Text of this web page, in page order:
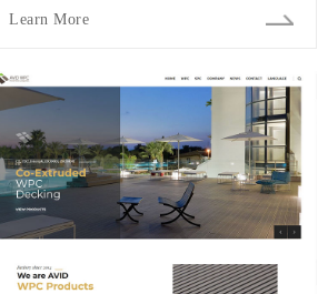
Learn More